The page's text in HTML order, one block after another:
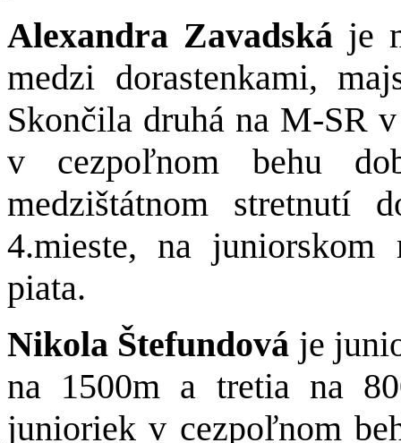
Alexandra Zavadská je
medzi dorastenkami,
Skončila druhá na M-SR
v cezpoľnom behu
medzištátnom stretnutí
4.mieste, na juniorskom
piata.
Nikola Štefundová je
na 1500m a tretia na
junioriek v cezpoľnom